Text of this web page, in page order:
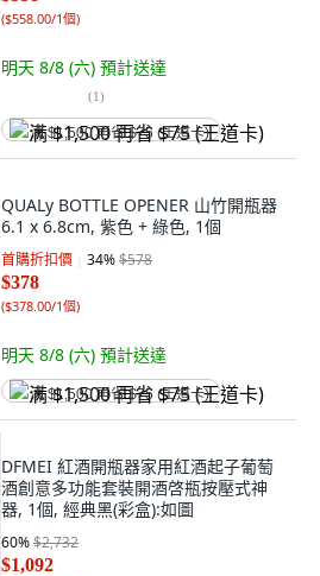
($558.00/1個)
明天 8/8 (六) 預計送達
(1)
满 $1,500 再省 $75 (王道卡)
QUALy BOTTLE OPENER 山竹開瓶器
6.1 x 6.8cm, 紫色 + 綠色, 1個
首購折扣價 34%$578
$378
($378.00/1個)
明天 8/8 (六) 預計送達
满 $1,500 再省 $75 (王道卡)
DFMEI 紅酒開瓶器家用紅酒起子葡萄
酒創意多功能套裝開酒啓瓶按壓式神
器, 1個, 經典黑(彩盒):如圖
60%$2,732
$1,092